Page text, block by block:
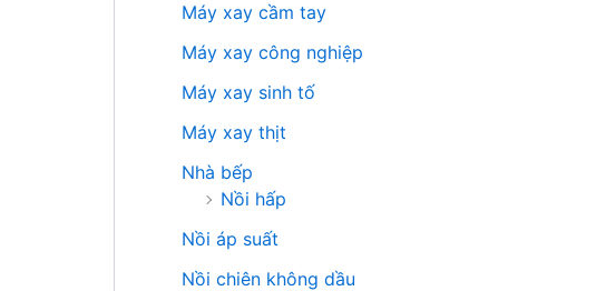
Máy xay cầm tay
Máy xay công nghiệp
Máy xay sinh tố
Máy xay thịt
Nhà bếp
Nồi hấp
Nồi áp suất
Nồi chiên không dầu